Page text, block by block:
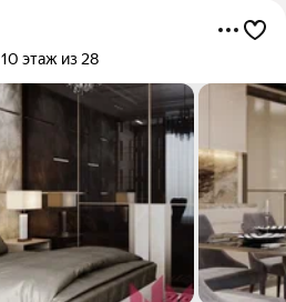
10 этаж из 28